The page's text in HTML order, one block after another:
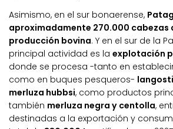
Asimismo, en el sur bonaerense,
aproximadamente 270.000 cabezas
producción bovina. Y en el sur de la
principal actividad es la explotación
donde se procesa -tanto en
como en buques pesqueros-
merluza hubbsi, como productos
también merluza negra y centolla,
destinadas a la exportación y